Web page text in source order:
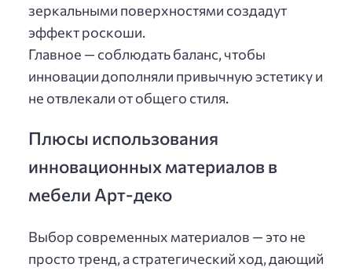
зеркальными поверхностями создадут
эффект роскоши.
Главное — соблюдать баланс, чтобы
инновации дополняли привычную эстетику и
не отвлекали от общего стиля.
Плюсы использования
инновационных материалов в
мебели Арт-деко
Выбор современных материалов — это не
просто тренд, а стратегический ход, дающий